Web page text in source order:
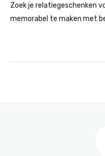
Zoek je relatiegeschenken
memorabel te maken met